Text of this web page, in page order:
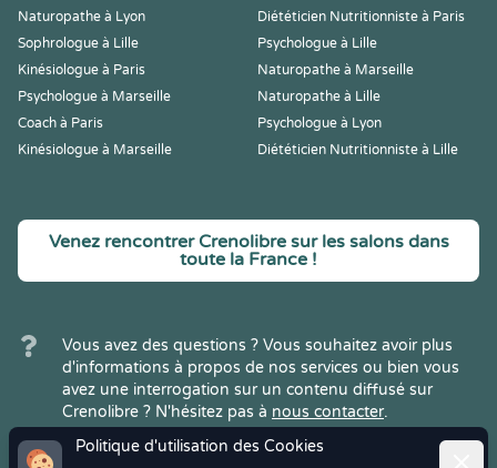
Politique d'utilisation des Cookies
Naturopathe à Lyon
Diététicien Nutritionniste à Paris
Sophrologue à Lille
Psychologue à Lille
Kinésiologue à Paris
Naturopathe à Marseille
Psychologue à Marseille
Naturopathe à Lille
Coach à Paris
Psychologue à Lyon
Kinésiologue à Marseille
Diététicien Nutritionniste à Lille
Venez rencontrer Crenolibre sur les salons dans
toute la France !
Vous avez des questions ? Vous souhaitez avoir plus
d'informations à propos de nos services ou bien vous
avez une interrogation sur un contenu diffusé sur
Crenolibre ? N'hésitez pas à nous contacter.